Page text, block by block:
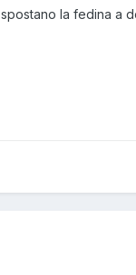
la fedina a